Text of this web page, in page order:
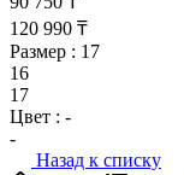
120 990 ₸
Размер : 17
16
17
Цвет : -
-
Назад к списку